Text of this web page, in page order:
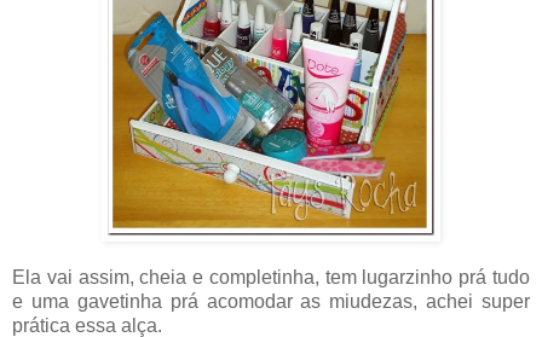
Ela vai assim, cheia e completinha, tem lugarzinho prá tudo
e uma gavetinha prá acomodar as miudezas, achei super
prática essa alça.